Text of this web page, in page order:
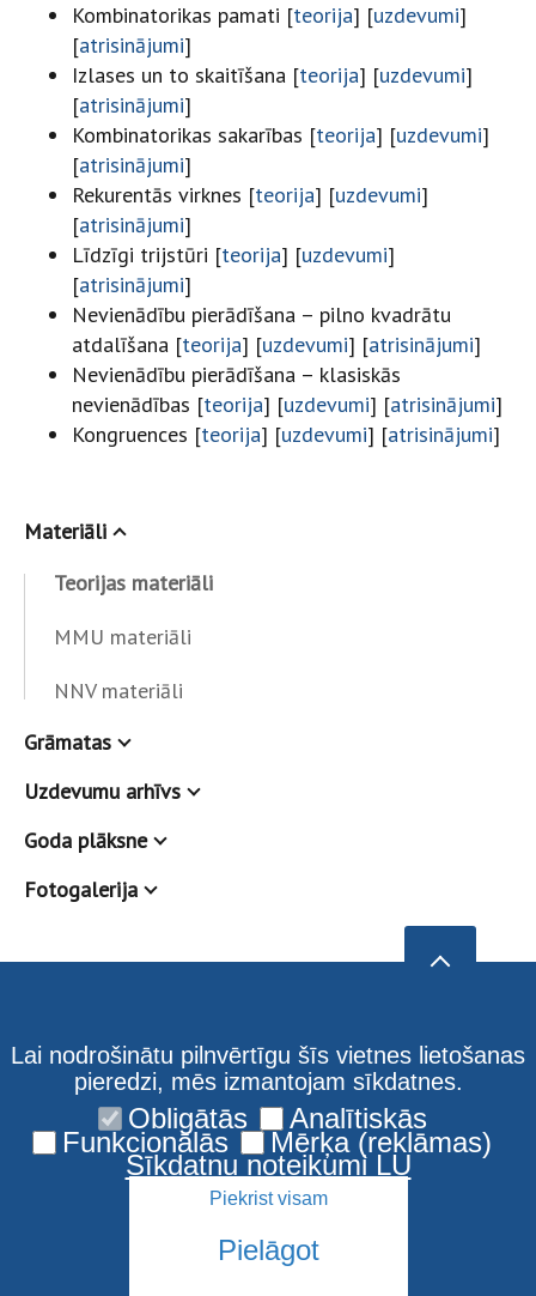
Kombinatorikas pamati [teorija] [uzdevumi]
[atrisinājumi]
Izlases un to skaitīšana [teorija] [uzdevumi]
[atrisinājumi]
Kombinatorikas sakarības [teorija] [uzdevumi]
[atrisinājumi]
Rekurentās virknes [teorija] [uzdevumi]
[atrisinājumi]
Līdzīgi trijstūri [teorija] [uzdevumi]
[atrisinājumi]
Nevienādību pierādīšana – pilno kvadrātu
atdalīšana [teorija] [uzdevumi] [atrisinājumi]
Nevienādību pierādīšana – klasiskās
nevienādības [teorija] [uzdevumi] [atrisinājumi]
Kongruences [teorija] [uzdevumi] [atrisinājumi]
Materiāli
Teorijas materiāli
MMU materiāli
NNV materiāli
Grāmatas
Uzdevumu arhīvs
Goda plāksne
Fotogalerija
Lai nodrošinātu pilnvērtīgu šīs vietnes lietošanas
pieredzi, mēs izmantojam sīkdatnes.
Obligātās Analītiskās
Funkcionālās Mērķa (reklāmas)
Sīkdatņu noteikumi LU
Piekrist visam
Pielāgot